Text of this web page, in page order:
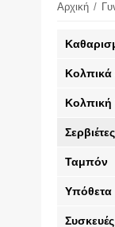
Αρχική /
Κολπικά
Κολπική
Σερβιέτες
Ταμπόν
Υπόθετα